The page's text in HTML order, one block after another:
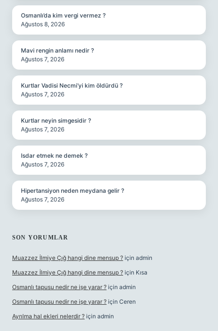
Osmanlı’da kim vergi vermez ?
Ağustos 8, 2026
Mavi rengin anlamı nedir ?
Ağustos 7, 2026
Kurtlar Vadisi Necmi’yi kim öldürdü ?
Ağustos 7, 2026
Kurtlar neyin simgesidir ?
Ağustos 7, 2026
Isdar etmek ne demek ?
Ağustos 7, 2026
Hipertansiyon neden meydana gelir ?
Ağustos 7, 2026
SON YORUMLAR
Muazzez İlmiye Çığ hangi dine mensup ? için admin
Muazzez İlmiye Çığ hangi dine mensup ? için Kısa
Osmanlı tapusu nedir ne işe yarar ? için admin
Osmanlı tapusu nedir ne işe yarar ? için Ceren
Ayrılma hal ekleri nelerdir ? için admin